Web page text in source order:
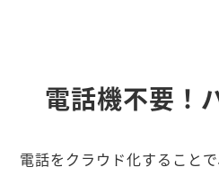
電話機不要！
電話をクラウド化すること